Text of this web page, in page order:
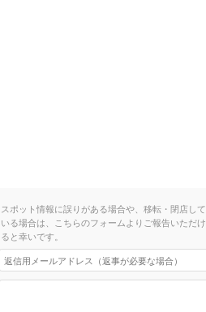
スポット情報に誤りがある場合や、移転・閉店して
いる場合は、こちらのフォームよりご報告いただけ
ると幸いです。